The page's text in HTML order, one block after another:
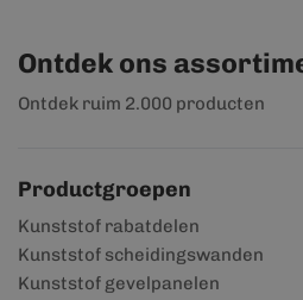
Ontdek ons
Ontdek ruim 2.000 producten
Productgroepen
Kunststof rabatdelen
Kunststof scheidingswanden
Kunststof gevelpanelen